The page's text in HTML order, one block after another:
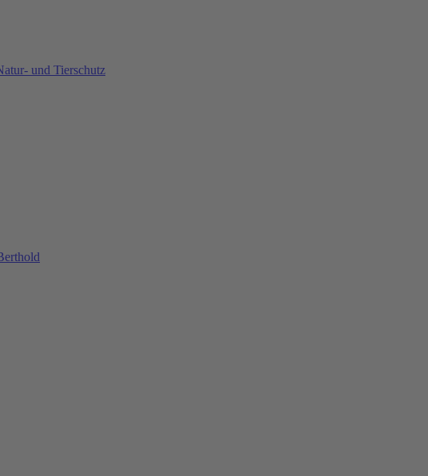
und Tierschutz